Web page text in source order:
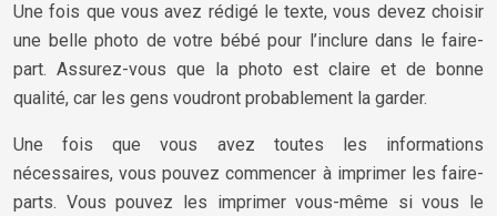
Une fois que vous avez rédigé le texte, vous devez choisir
une belle photo de votre bébé pour l’inclure dans le faire-
part. Assurez-vous que la photo est claire et de bonne
qualité, car les gens voudront probablement la garder.
Une fois que vous avez toutes les informations
nécessaires, vous pouvez commencer à imprimer les faire-
parts. Vous pouvez les imprimer vous-même si vous le